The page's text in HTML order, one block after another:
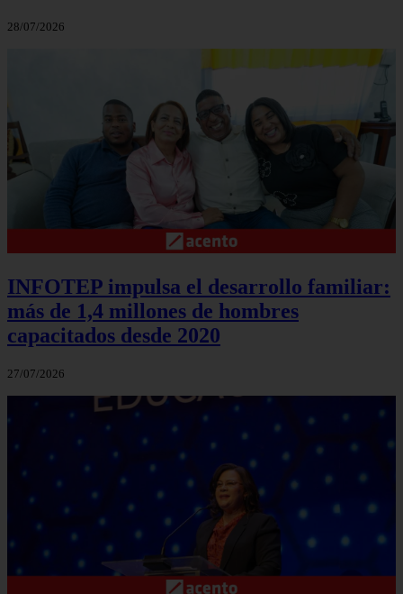
28/07/2026
INFOTEP impulsa el desarrollo familiar:
más de 1,4 millones de hombres
capacitados desde 2020
27/07/2026